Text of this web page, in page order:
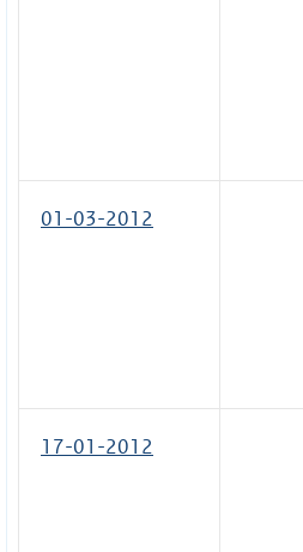
01-03-2012
17-01-2012